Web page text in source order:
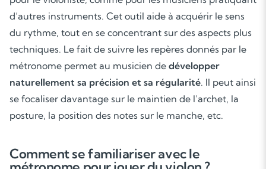
d’autres instruments. Cet outil aide à acquérir le sens
du rythme, tout en se concentrant sur des aspects plus
techniques. Le fait de suivre les repères donnés par le
métronome permet au musicien de développer
naturellement sa précision et sa régularité. Il peut ainsi
se focaliser davantage sur le maintien de l’archet, la
posture, la position des notes sur le manche, etc.
Comment se familiariser avec le
Soutien scolaire
Cours de musique
Les deux